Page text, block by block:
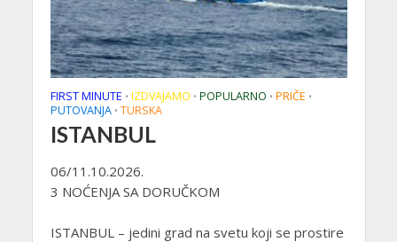
FIRST MINUTE • IZDVAJAMO • POPULARNO • PRIČE •
PUTOVANJA • TURSKA
ISTANBUL
06/11.10.2026.
3 NOĆENJA SA DORUČKOM
ISTANBUL – jedini grad na svetu koji se prostire